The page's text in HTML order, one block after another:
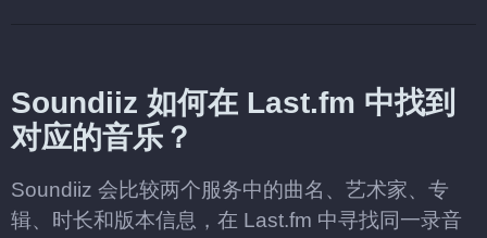
Soundiiz 如何在 Last.fm 中找到
对应的音乐？
Soundiiz 会比较两个服务中的曲名、艺术家、专
辑、时长和版本信息，在 Last.fm 中寻找同一录音